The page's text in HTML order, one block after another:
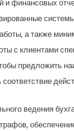
и финансовых
а также
с клиентами
предложить
соответствие
ведения